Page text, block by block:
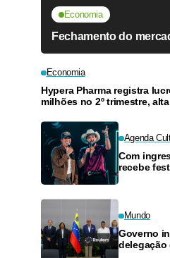
Economia
Fechamento do
Economia
Hypera Pharma registra
milhões no 2º trimestre,
Agenda
Com
recebe
Mundo
Governo